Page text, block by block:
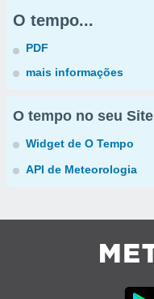
O tempo...
PDF
mais informações
O tempo no seu Site
Widget de O Tempo
API de Meteorologia